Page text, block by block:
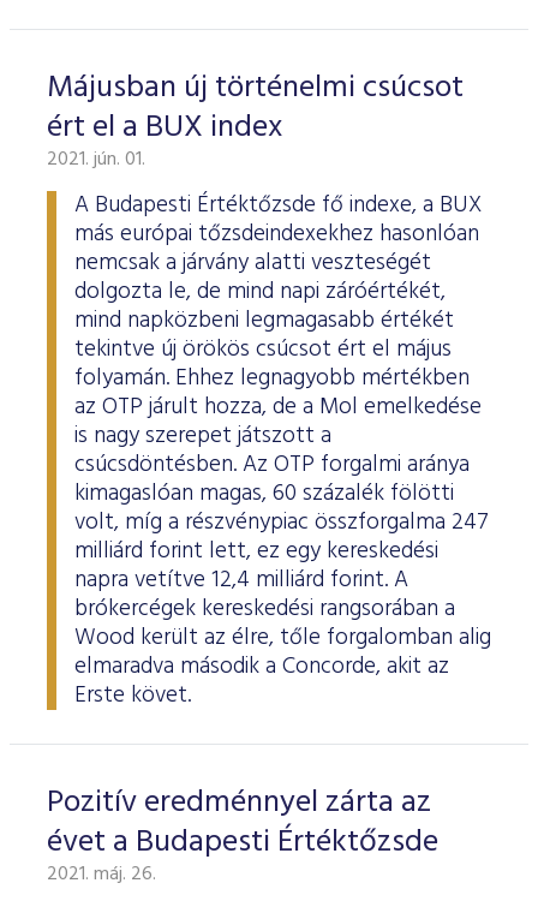
Májusban új történelmi csúcsot
ért el a BUX index
2021. jún. 01.
A Budapesti Értéktőzsde fő indexe, a BUX
más európai tőzsdeindexekhez hasonlóan
nemcsak a járvány alatti veszteségét
dolgozta le, de mind napi záróértékét,
mind napközbeni legmagasabb értékét
tekintve új örökös csúcsot ért el május
folyamán. Ehhez legnagyobb mértékben
az OTP járult hozza, de a Mol emelkedése
is nagy szerepet játszott a
csúcsdöntésben. Az OTP forgalmi aránya
kimagaslóan magas, 60 százalék fölötti
volt, míg a részvénypiac összforgalma 247
milliárd forint lett, ez egy kereskedési
napra vetítve 12,4 milliárd forint. A
brókercégek kereskedési rangsorában a
Wood került az élre, tőle forgalomban alig
elmaradva második a Concorde, akit az
Erste követ.
Pozitív eredménnyel zárta az
évet a Budapesti Értéktőzsde
2021. máj. 26.